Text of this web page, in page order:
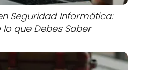
Seguridad Informática:
lo que Debes Saber